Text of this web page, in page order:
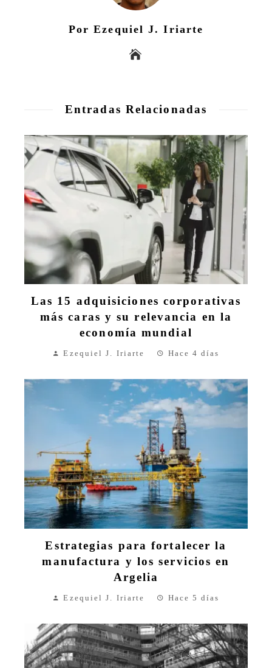
Por Ezequiel J. Iriarte
Entradas Relacionadas
Las 15 adquisiciones corporativas
más caras y su relevancia en la
economía mundial
Ezequiel J. Iriarte Hace 4 días
Estrategias para fortalecer la
manufactura y los servicios en
Argelia
Ezequiel J. Iriarte Hace 5 días